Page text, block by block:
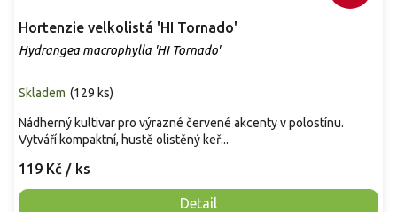
Hortenzie velkolistá 'HI Tornado'
Hydrangea macrophylla 'HI Tornado'
Skladem (129 ks)
119 Kč / ks
Detail
Nádherný kultivar pro výrazné červené akcenty v polostínu.
Vytváří kompaktní, hustě olistěný keř...